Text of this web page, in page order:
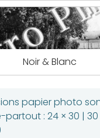
Noir & Blanc
papier photo
: 24 × 30 | 30